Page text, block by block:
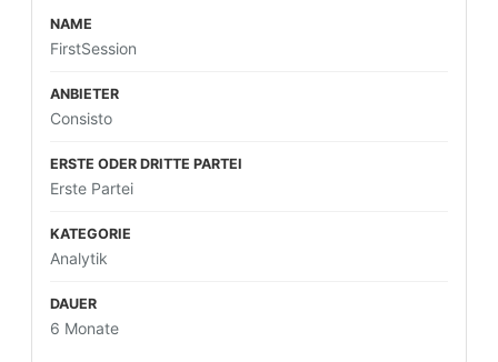
FirstSession
Consisto
Erste Partei
Analytik
6 Monate